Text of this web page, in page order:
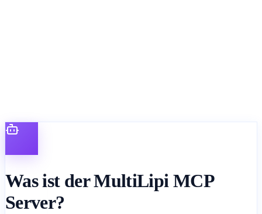
Was ist der MultiLipi MCP
Server?